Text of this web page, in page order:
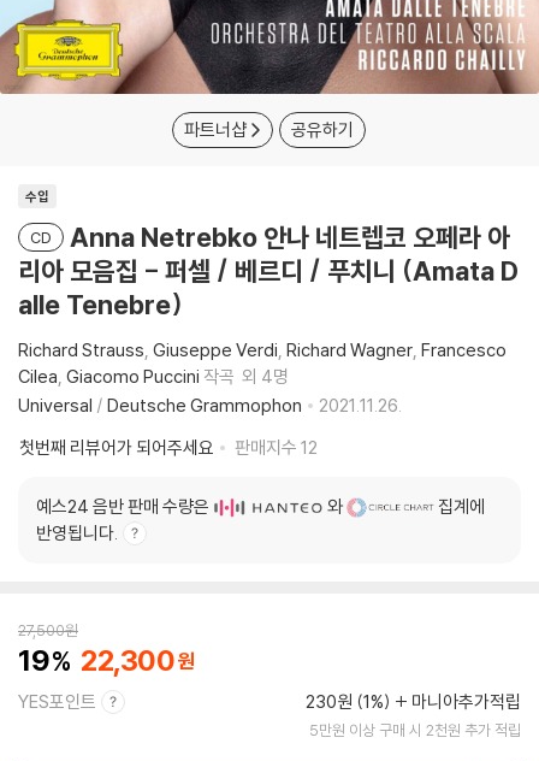
파트너샵 공유하기
수입
CD
Anna Netrebko 안나 네트렙코 오페라 아
리아 모음집 - 퍼셀 / 베르디 / 푸치니 (Amata D
alle Tenebre)
Richard Strauss Giuseppe Verdi Richard Wagner Francesco
Cilea Giacomo Puccini 작곡 외 4명
Universal / Deutsche Grammophon
2021.11.26.
첫번째 리뷰어가 되어주세요
판매지수 12
예스24 음반 판매 수량은 와
집계에
반영됩니다.
27,500원
19 22,300
YES포인트 230원 (1%) 마니아추가적립
5만원 이상 구매 시 2천원 추가 적립